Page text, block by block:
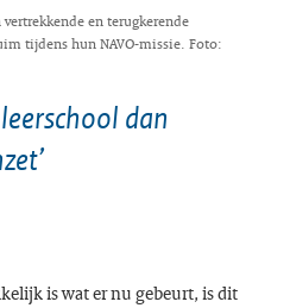
en terugkerende
tijdens hun NAVO-missie. Foto:
dan
is wat er nu gebeurt, is dit